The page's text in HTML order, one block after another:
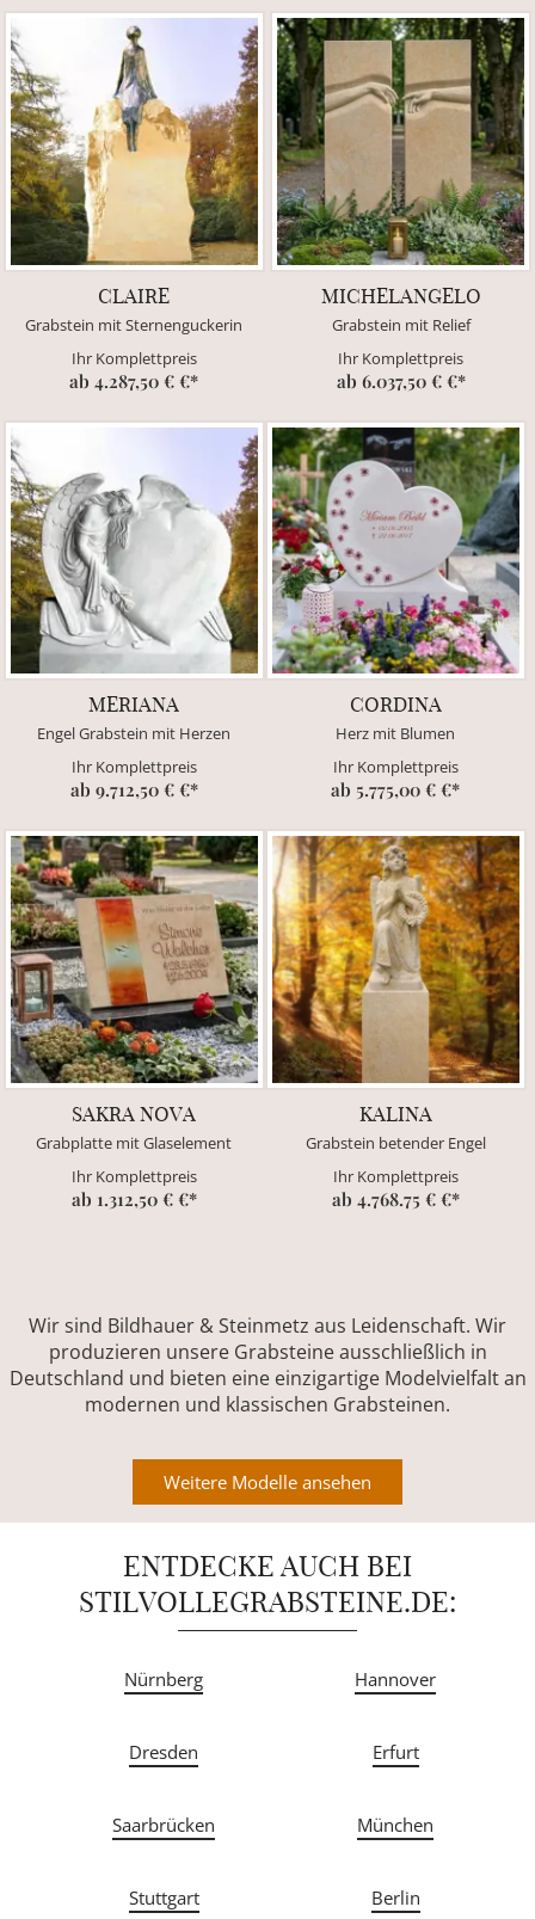
CLAIRE
Grabstein mit Sternenguckerin
Ihr Komplettpreis
ab 4.287,50 € €*
MICHELANGELO
Grabstein mit Relief
Ihr Komplettpreis
ab 6.037,50 € €*
MERIANA
Engel Grabstein mit Herzen
Ihr Komplettpreis
ab 9.712,50 € €*
CORDINA
Herz mit Blumen
Ihr Komplettpreis
ab 5.775,00 € €*
SAKRA NOVA
Grabplatte mit Glaselement
Ihr Komplettpreis
ab 1.312,50 € €*
KALINA
Grabstein betender Engel
Ihr Komplettpreis
ab 4.768.75 € €*
Wir sind Bildhauer & Steinmetz aus Leidenschaft. Wir
produzieren unsere Grabsteine ausschließlich in
Deutschland und bieten eine einzigartige Modelvielfalt an
modernen und klassischen Grabsteinen.
Weitere Modelle ansehen
ENTDECKE AUCH BEI
STILVOLLEGRABSTEINE.DE:
Nürnberg Hannover
Dresden Erfurt
Saarbrücken München
Stuttgart Berlin